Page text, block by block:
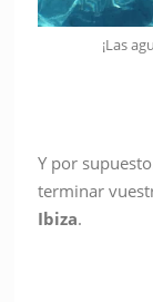
¡Las
Y por
terminar
Ibiza.